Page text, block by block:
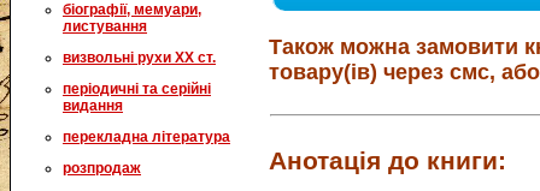
біографії, мемуари,
листування
визвольні рухи XX ст.
періодичні та серійні
видання
перекладна література
розпродаж
Також можна замовити
товару(ів) через смс,
Анотація до книги: